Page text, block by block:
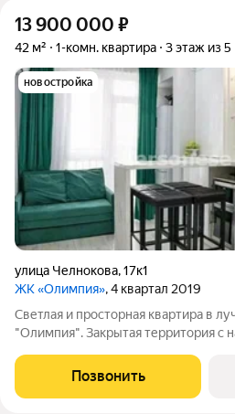
13 900 000 ₽
42 м² 1-комн. квартира 3 этаж из 5
новостройка
улица Челнокова,17к1
ЖК «Олимпия», 4 квартал 2019
Светлая и простоpная кваpтиpа в
"Олимпия". Закрытая территория
классный ремонт. Полностью
Теплый пол (водяной) в
Позвонить